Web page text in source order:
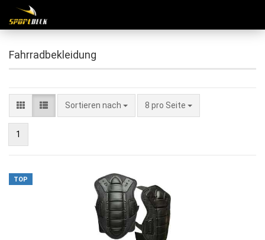
Fahrradbekleidung
Sortieren nach 8 pro Seite
1
TOP